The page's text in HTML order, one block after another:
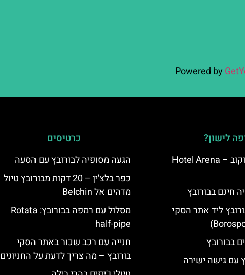
Powered by
לישון?
מלון ארנה סמוקוב – Hotel Arena
חינם בבורובץ
ליד אתר הסקי
עם גישה ישירה
כרטיסים
הגעה מסופיה לבורובץ עם הסעה
כפר בלצ'ין – 20 דקות מבורובץ טיול
מדהים אל Belchin
מסלול עם רמפה בבורובץ: Rotata
half-pipe
חנייה עם רכב שכור באתר הסקי
בורובץ – מה צריך לדעת על החניונים